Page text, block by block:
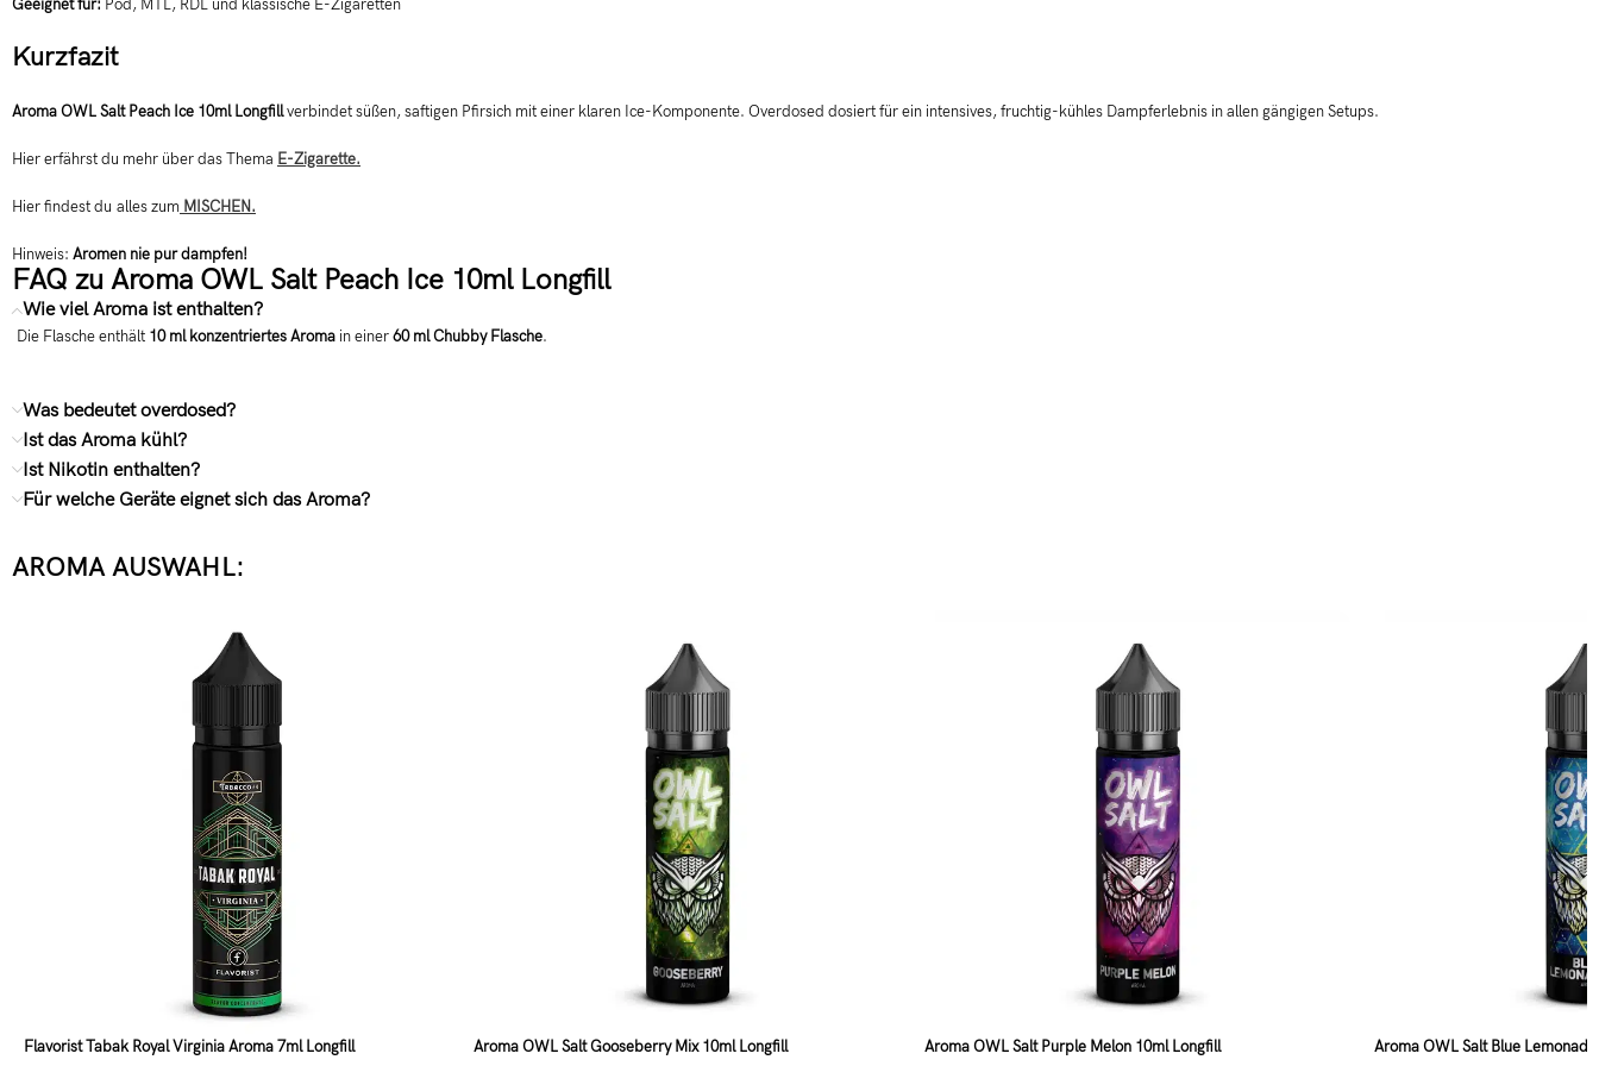
Geeignet für: Pod, MTL, RDL und klassische E-Zigaretten
Kurzfazit
Aroma OWL Salt Peach Ice 10ml Longfillverbindet süßen, saftigen Pfirsich mit einer klaren Ice-Komponente. Overdosed dosiert für ein intensives, fruchtig-kühles Dampferlebnis in allen gängigen Setups.
Hier erfährst du mehr über das Thema E-Zigarette.
Hier findest du alles zum MISCHEN.
Hinweis: Aromen nie pur dampfen!
FAQ zu Aroma OWL Salt Peach Ice 10ml Longfill
Wie viel Aroma ist enthalten?
Die Flasche enthält 10 ml konzentriertes Aroma in einer60 ml Chubby Flasche.
Was bedeutet overdosed?
Ist das Aroma kühl?
Ist Nikotin enthalten?
Für welche Geräte eignet sich das Aroma?
AROMA AUSWAHL:
Flavorist Tabak Royal Virginia Aroma 7ml Longfill Aroma OWL Salt Gooseberry Mix 10ml Longfill Aroma OWL Salt Purple Melon 10ml Longfill Aroma OWL Salt Blue